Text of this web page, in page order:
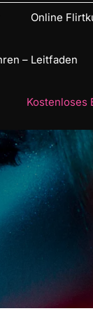
Online
– Leitfaden
Kostenloses